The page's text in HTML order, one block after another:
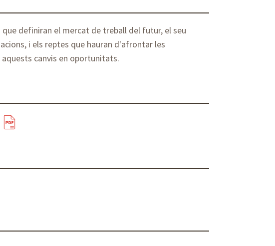
definiran el mercat de treball del futur, el seu
i els reptes que hauran d'afrontar les
canvis en oportunitats.